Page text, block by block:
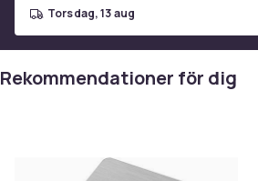
torsdag, 13 aug
Rekommendationer för dig